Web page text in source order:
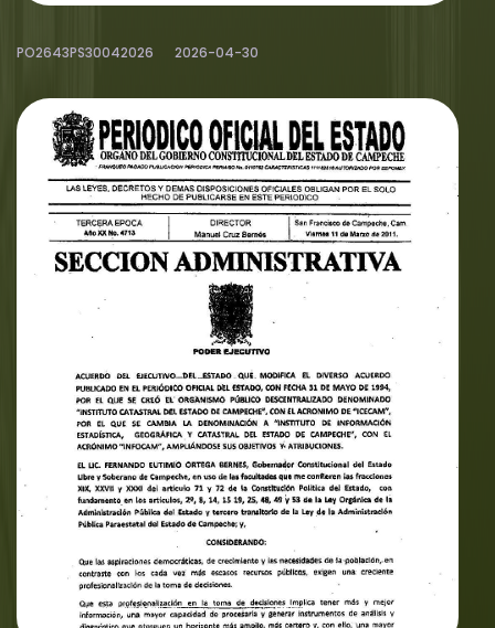
PO2643PS30042026 2026-04-30